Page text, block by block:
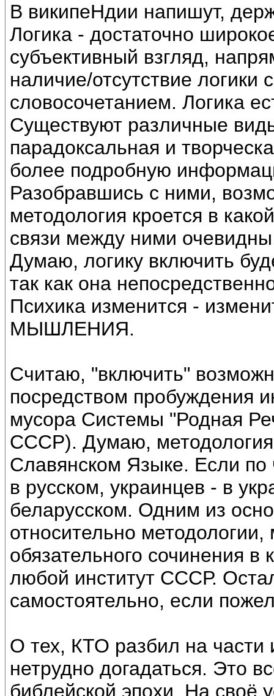
В википеНдии напишут,
Логика - достаточно
субъективный взгляд,
наличие/отсутствие
словосочетанием. Логика
Существуют различные
парадоксальная и
более подробную
Разобравшись с ними,
методология кроется в
связи между ними
Думаю, логику включить
так как она
Психика изменится -
МЫШЛЕНИЯ.
Считаю, "включить"
посредством пробуждения
мусора Системы "Родная
СССР). Думаю,
Славянском Языке. Если по
в русском, украинцев - в
беларусском. Одним из
относительно
обязательного сочинения в
любой институт СССР.
самостоятельно, если
О тех, КТО разбил на части
нетрудно догадаться. Это
библейской эпохи. На своё